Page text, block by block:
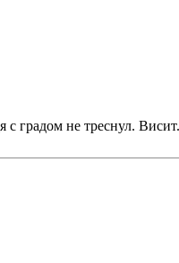
градом не треснул.